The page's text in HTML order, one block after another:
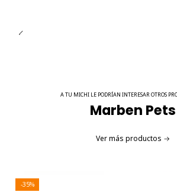
A TU MICHI LE PODRÍAN INTERESAR OTROS
Marben Pets
Ver más productos
-35%